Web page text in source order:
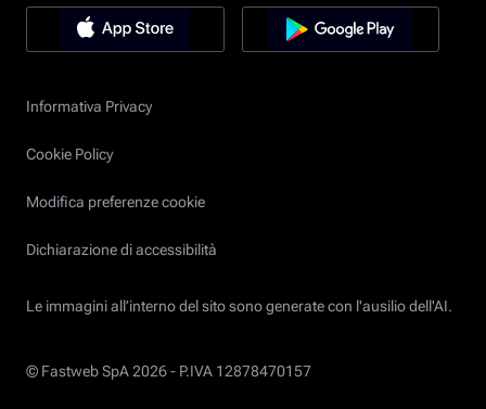
Informativa Privacy
Cookie Policy
Modifica preferenze cookie
Dichiarazione di accessibilità
Le immagini all’interno del sito sono generate con l'ausilio dell'AI.
© Fastweb SpA 2026 - P.IVA 12878470157